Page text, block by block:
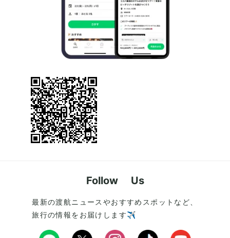
Follow Us
最新の渡航ニュースやおすすめスポットなど、
旅行の情報をお届けします✈️